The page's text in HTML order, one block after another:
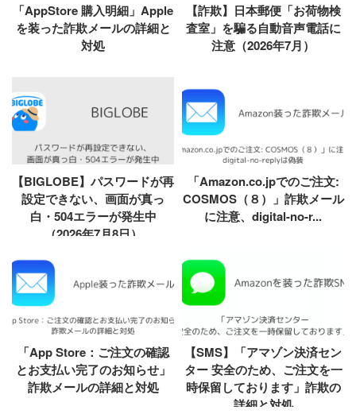
「AppStore 購入明細」Apple
を装った詐欺メールの詳細と
対処
【詐欺】日本郵便「お荷物検
査室」を騙る自動音声電話に
注意（2026年7月）
【BIGLOBE】パスワードが再
設定できない、画面が真っ
白・504エラーが発生中
（2026年7月8日）
「Amazon.co.jpでのご注文:
COSMOS（８）」詐欺メール
に注意、digital-no-r...
「App Store：ご注文の確認
とお支払い完了のお知らせ」
詐欺メールの詳細と対処
【SMS】「アマゾン決済セン
ター 安全のため、ご注文を一
時保留しております」詐欺の
詳細と対処